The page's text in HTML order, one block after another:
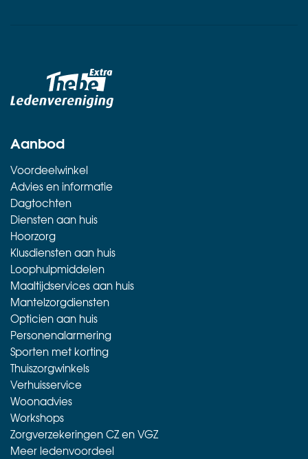
Aanbod
Voordeelwinkel
Advies en informatie
Dagtochten
Diensten aan huis
Hoorzorg
Klusdiensten aan huis
Loophulpmiddelen
Maaltijdservices aan huis
Mantelzorgdiensten
Opticien aan huis
Personenalarmering
Sporten met korting
Thuiszorgwinkels
Verhuisservice
Woonadvies
Workshops
Zorgverzekeringen CZ en VGZ
Meer ledenvoordeel